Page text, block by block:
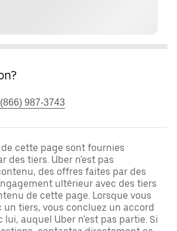
987-3743
cette page sont fournies
des tiers. Uber n'est pas
des offres faites par des
ultérieur avec des tiers
de cette page. Lorsque vous
un tiers, vous concluez un accord
auquel Uber n'est pas partie. Si